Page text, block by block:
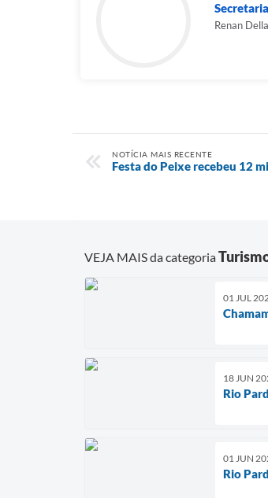
Renan
NOTÍCIA MAIS RECENTE
Festa do Peixe recebeu 12
VEJA MAIS da categoria
01 JUL
18 JUN
Rio
01 JUN
Rio